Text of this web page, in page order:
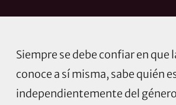
Siempre se debe confiar en que
conoce a sí misma, sabe quién
independientemente del